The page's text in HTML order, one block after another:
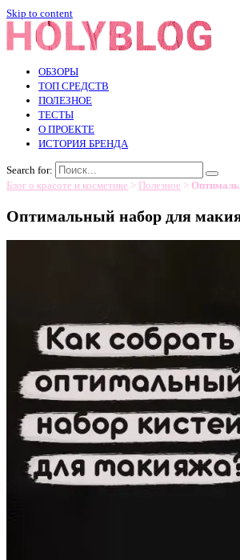
Skip to content
ОБЗОРЫ
ТОП СРЕДСТВ
ПОЛЕЗНОЕ
ТЕСТЫ
О ПРОЕКТЕ
ИСТОРИЯ БРЕНДА
Search for:
Блог о красоте и косметике > Полезное >
Оптимальный набор для